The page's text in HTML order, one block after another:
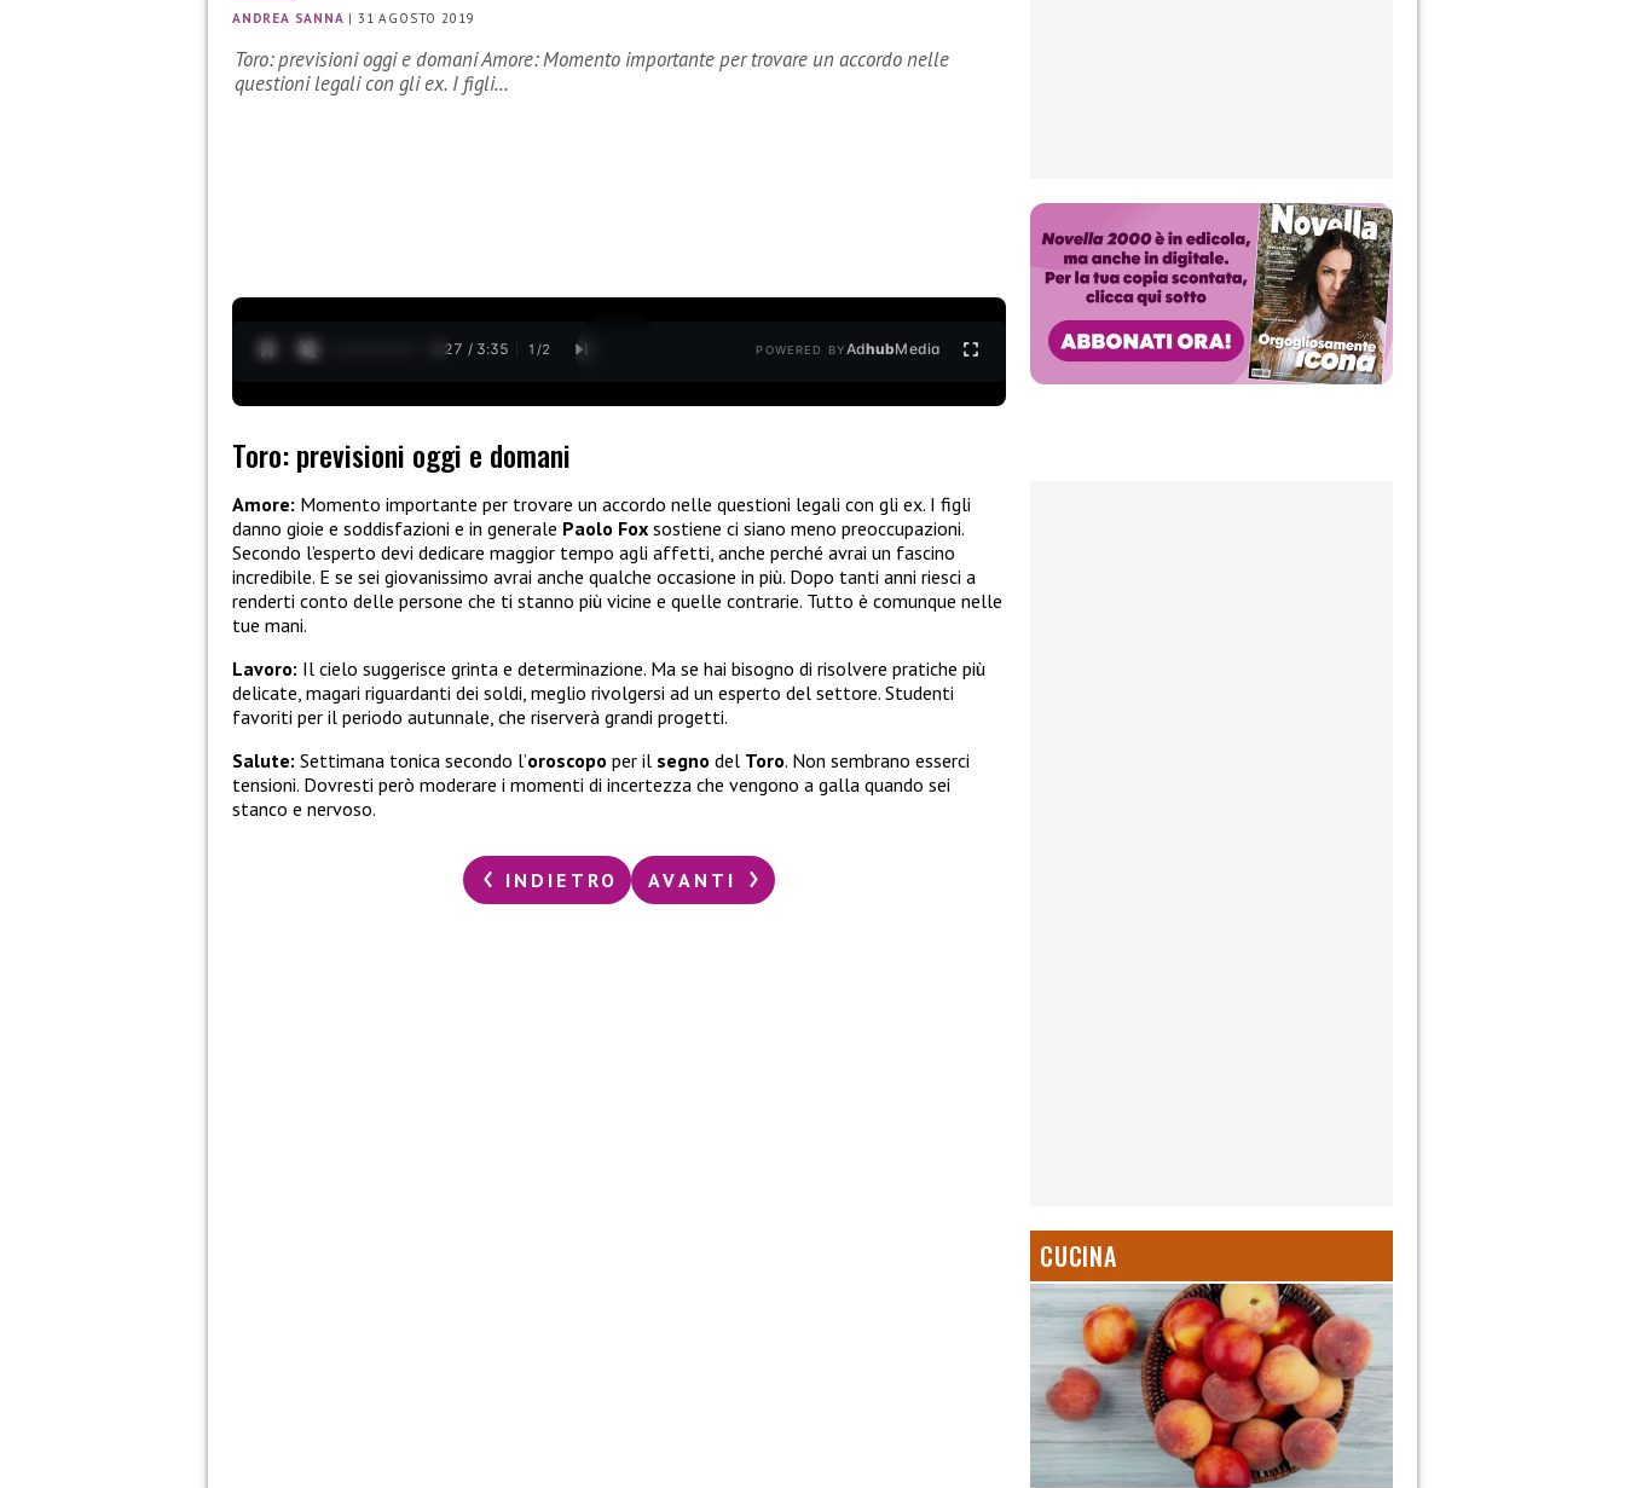
ANDREA SANNA |31 AGOSTO 2019
Toro: previsioni oggi e domani Amore: Momento importante per trovare un accordo nelle
questioni legali con gli ex. I figli…
0:28 / 3:35 1 /2 POWERED BYAdhubMedia
Toro: previsioni oggi e domani
Amore: Momento importante per trovare un accordo nelle questioni legali con gli ex. I figli
danno gioie e soddisfazioni e in generale Paolo Fox sostiene ci siano meno preoccupazioni.
Secondo l’esperto devi dedicare maggior tempo agli affetti, anche perché avrai un fascino
incredibile. E se sei giovanissimo avrai anche qualche occasione in più. Dopo tanti anni riesci a
renderti conto delle persone che ti stanno più vicine e quelle contrarie. Tutto è comunque nelle
tue mani.
Lavoro: Il cielo suggerisce grinta e determinazione. Ma se hai bisogno di risolvere pratiche più
delicate, magari riguardanti dei soldi, meglio rivolgersi ad un esperto del settore. Studenti
favoriti per il periodo autunnale, che riserverà grandi progetti.
Salute: Settimana tonica secondo l’oroscopo per il segno del Toro. Non sembrano esserci
tensioni. Dovresti però moderare i momenti di incertezza che vengono a galla quando sei
stanco e nervoso.
INDIETRO AVANTI
CUCINA